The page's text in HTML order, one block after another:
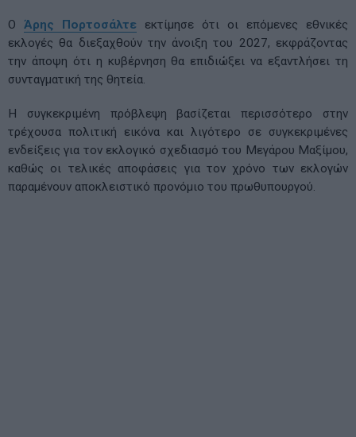
Ο Άρης Πορτοσάλτε εκτίμησε ότι οι επόμενες εθνικές
εκλογές θα διεξαχθούν την άνοιξη του 2027, εκφράζοντας
την άποψη ότι η κυβέρνηση θα επιδιώξει να εξαντλήσει τη
συνταγματική της θητεία.
Η συγκεκριμένη πρόβλεψη βασίζεται περισσότερο στην
τρέχουσα πολιτική εικόνα και λιγότερο σε συγκεκριμένες
ενδείξεις για τον εκλογικό σχεδιασμό του Μεγάρου Μαξίμου,
καθώς οι τελικές αποφάσεις για τον χρόνο των εκλογών
παραμένουν αποκλειστικό προνόμιο του πρωθυπουργού.